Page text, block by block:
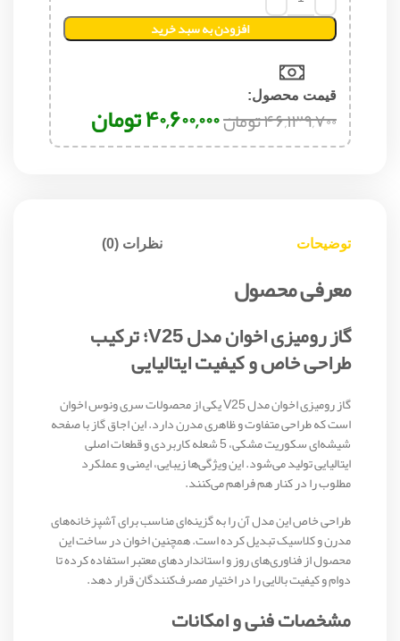
افزودن به سبد خرید
قیمت محصول:​
۴۶,۱۳۹,۷۰۰تومان۴۰,۶۰۰,۰۰۰تومان
توضیحات نظرات (0)
معرفی محصول
گاز رومیزی اخوان مدل V25؛ ترکیب
طراحی خاص و کیفیت ایتالیایی
گاز رومیزی اخوان مدل V25 یکی از محصولات سری ونوس اخوان
است که طراحی متفاوت و ظاهری مدرن دارد. این اجاق گاز با صفحه
شیشه‌ای سکوریت مشکی، 5 شعله کاربردی و قطعات اصلی
ایتالیایی تولید می‌شود. این ویژگی‌ها زیبایی، ایمنی و عملکرد
مطلوب را در کنار هم فراهم می‌کنند.
طراحی خاص این مدل آن را به گزینه‌ای مناسب برای آشپزخانه‌های
مدرن و کلاسیک تبدیل کرده است. همچنین اخوان در ساخت این
محصول از فناوری‌های روز و استانداردهای معتبر استفاده کرده تا
دوام و کیفیت بالایی را در اختیار مصرف‌کنندگان قرار دهد.
مشخصات فنی و امکانات